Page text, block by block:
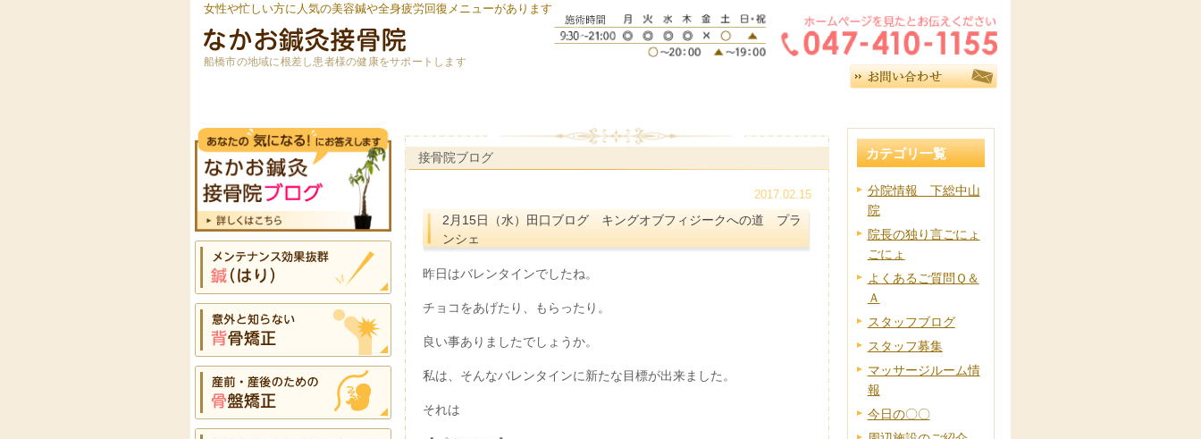
女性や忙しい方に人気の美容鍼や全身疲労回復メニューがあります
船橋市の地域に根差し患者様の健康をサポートします
接骨院ブログ
2017.02.15
2月15日（水）田口ブログ キングオブフィジークへの道 プラ
ンシェ
昨日はバレンタインでしたね。
チョコをあげたり、もらったり。
良い事ありましたでしょうか。
私は、そんなバレンタインに新たな目標が出来ました。
それは
カテゴリ一覧
分院情報 下総中山
院
院長の独り言ごにょ
ごにょ
よくあるご質問Ｑ＆
Ａ
スタッフブログ
スタッフ募集
マッサージルーム情
報
今日の〇〇